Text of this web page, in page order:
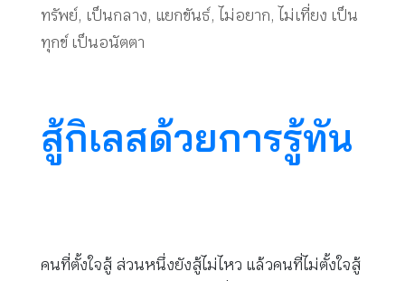
ทรัพย์, เป็นกลาง, แยกขันธ์, ไม่อยาก, ไม่เที่ยง เป็น
ทุกข์ เป็นอนัตตา
สู้กิเลสด้วยการรู้ทัน
คนที่ตั้งใจสู้ ส่วนหนึ่งยังสู้ไม่ไหว แล้วคนที่ไม่ตั้งใจสู้